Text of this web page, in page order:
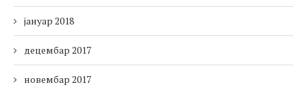
јануар 2018
децембар 2017
новембар 2017